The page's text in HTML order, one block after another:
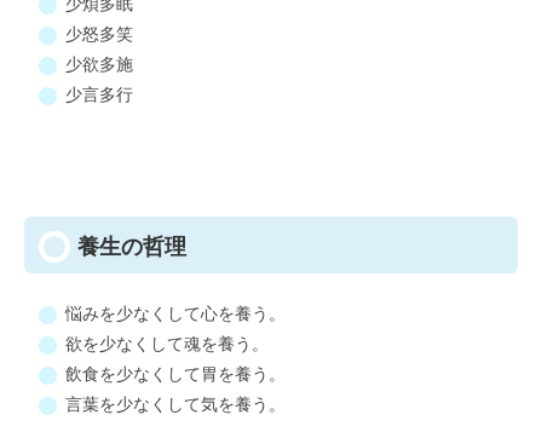
少怒多笑
少欲多施
少言多行
養生の哲理
悩みを少なくして心を養う。
欲を少なくして魂を養う。
飲食を少なくして胃を養う。
言葉を少なくして気を養う。